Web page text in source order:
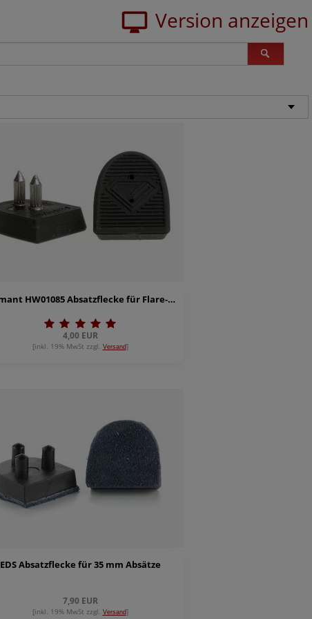
Diamant HW01085 Absatzflecke für Flare-Absätze
4,00 EUR
[inkl. 19% MwSt zzgl. Versand]
EDS Absatzflecke für 35 mm Absätze
7,90 EUR
[inkl. 19% MwSt zzgl. Versand]